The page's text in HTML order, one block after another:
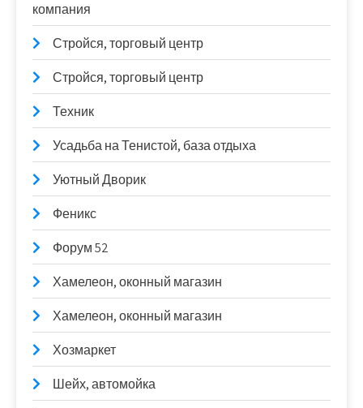
компания
Стройся, торговый центр
Стройся, торговый центр
Техник
Усадьба на Тенистой, база отдыха
Уютный Дворик
Феникс
Форум 52
Хамелеон, оконный магазин
Хамелеон, оконный магазин
Хозмаркет
Шейх, автомойка